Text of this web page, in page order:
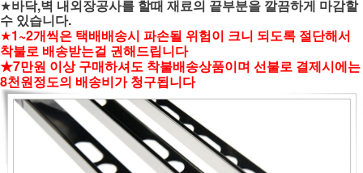
★바닥,벽 내외장공사를 할때 재료의 끝부분을 깔끔하게 마감할
수 있습니다.
★1~2개씩은 택배배송시 파손될 위험이 크니 되도록 절단해서
착불로 배송받는걸 권해드립니다
★7만원 이상 구매하셔도 착불배송상품이며 선불로 결제시에는
8천원정도의 배송비가 청구됩니다